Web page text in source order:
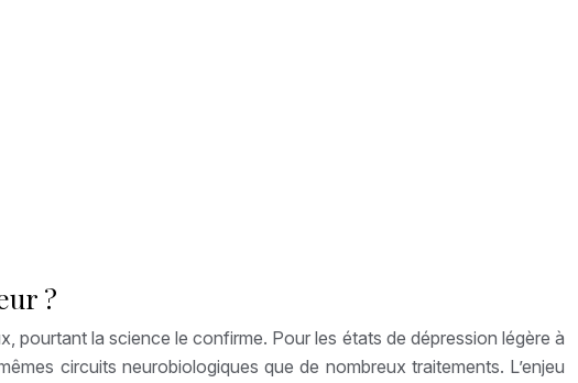
?
pourtant la science le confirme. Pour les états de dépression légère à
circuits neurobiologiques que de nombreux traitements. L’enjeu